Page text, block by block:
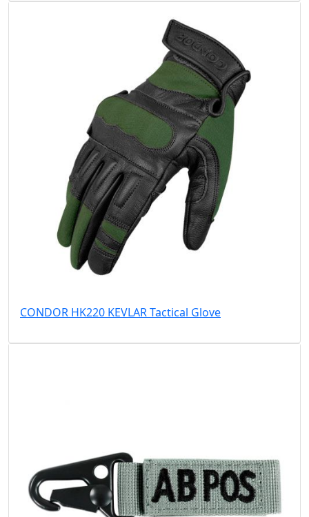
CONDOR HK220 KEVLAR Tactical Glove